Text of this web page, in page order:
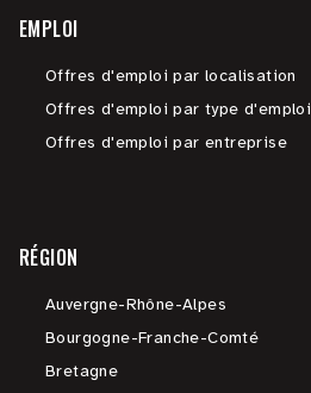
EMPLOI
Offres d'emploi par localisation
Offres d'emploi par type d'emploi
Offres d'emploi par entreprise
RÉGION
Auvergne-Rhône-Alpes
Bourgogne-Franche-Comté
Bretagne